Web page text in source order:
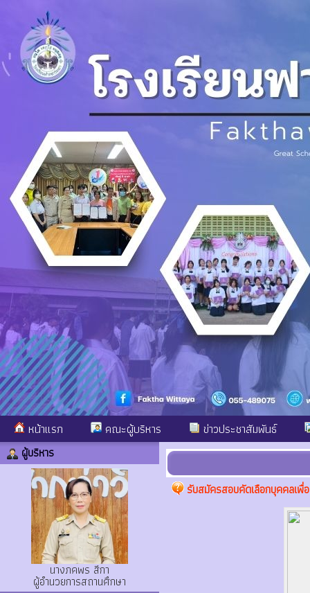
หน้าแรก คณะผู้บริหาร ข่าวประชาสัมพันธ์
ผู้บริหาร
นางภคพร สีกา
ผู้อำนวยการสถานศึกษา
รับสมัครสอบคัดเลือกบุคคลเพื่